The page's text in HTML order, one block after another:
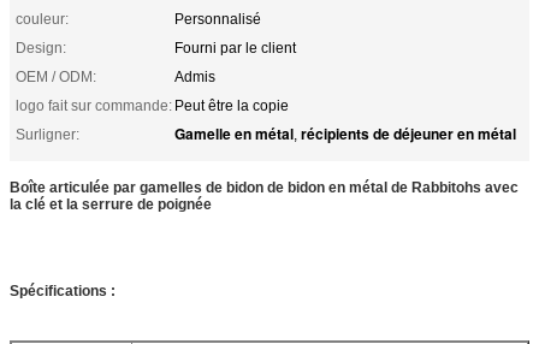
couleur:
Personnalisé
Design:
Fourni par le client
OEM / ODM:
Admis
logo fait sur commande: Peut être la copie
Surligner:
Gamelle en métal, récipients de déjeuner en métal
Boîte articulée par gamelles de bidon de bidon en métal de Rabbitohs avec
la clé et la serrure de poignée
Spécifications :